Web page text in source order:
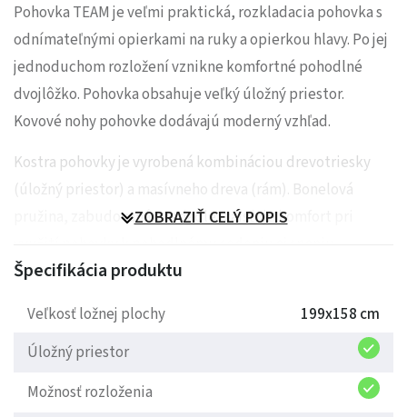
Pohovka TEAM je veľmi praktická, rozkladacia pohovka s
odnímateľnými opierkami na ruky a opierkou hlavy. Po jej
jednoduchom rozložení vznikne komfortné pohodlné
dvojlôžko. Pohovka obsahuje veľký úložný priestor.
Kovové nohy pohovke dodávajú moderný vzhľad.
Kostra pohovky je vyrobená kombináciou drevotriesky
(úložný priestor) a masívneho dreva (rám). Bonelová
pružina, zabudovaná v sedadle, zaisťuje komfort pri
Rozkladanie pohovky je riešené sklápacím systémom, po
sa dá vyrobiť v rôznych látkach podľa príslušných vzoriek.
Zadná časť pohovky je čalúnená vo farbe poťahovanej
látky, oporné vankúše a podpierky na ruky sú
ZOBRAZIŤ CELÝ POPIS
Špecifikácia produktu
Veľkosť ložnej plochy
199x158 cm
Úložný priestor
Možnosť rozloženia